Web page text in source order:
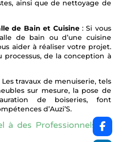
ainsi que de nettoyage de
de Bain et Cuisine: Si vous
de bain ou d’une cuisine
aider à réaliser votre projet.
processus, de la conception à
Les travaux de menuiserie, tels
sur mesure, la pose de
de boiseries, font
d’Auzi’S.
à des Professionnels du